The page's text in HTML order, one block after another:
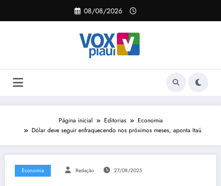
o
08/08/2026
Página inicial Editorias
Economia
Dólar deve seguir enfraquecendo nos próximos meses, aponta Itaú
Economia Redação 27/08/2025